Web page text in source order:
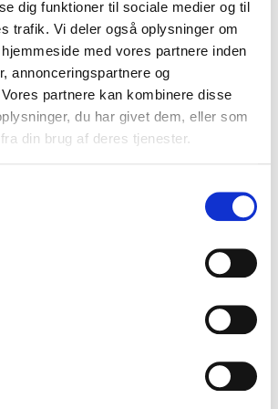
dig funktioner til sociale medier og til
trafik. Vi deler også oplysninger om
med vores partnere inden
annonceringspartnere og
partnere kan kombinere disse
du har givet dem, eller som
din brug af deres tjenester.
VIS PRODUKT